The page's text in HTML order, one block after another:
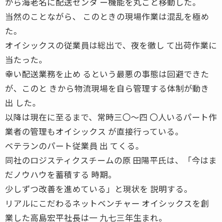
当然のことながら、 このときの現場作業は混乱を極め
た。
オイシックスの従業員は総出で、夜を徹し て出荷作業に
当たった。
幸い配送業務を止め るという最悪の事態は回避できた
が、このと きから物流現場を自ら管理する体制が動き
出 した。
以降は現在に至るまで、常時三〇〜四 〇人いるパート作
業者の管理もオイシックス が直接行っている。
ベテランのパート従業員 出 てくる。
同社のロジスティクスチームの原 田陽平氏は、「今はま
だノウハウを蓄積する 時期。
少しずつ改善を進めている」と現状を 説明する。
リアルにこだわるネットベンチャー オイシックスを創
業した高島宏平社長は一 九七三年生まれ。